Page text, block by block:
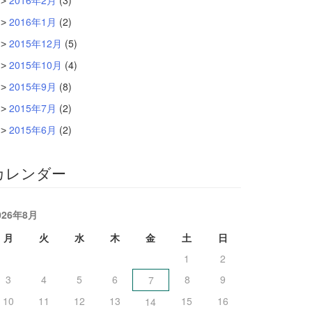
2016年1月 (2)
2015年12月 (5)
2015年10月 (4)
2015年9月 (8)
2015年7月 (2)
2015年6月 (2)
レンダー
年8月
月
火 水 木 金 土
日
1
2
3
4 5 6 7 8
9
10
11 12 13 14 15 16